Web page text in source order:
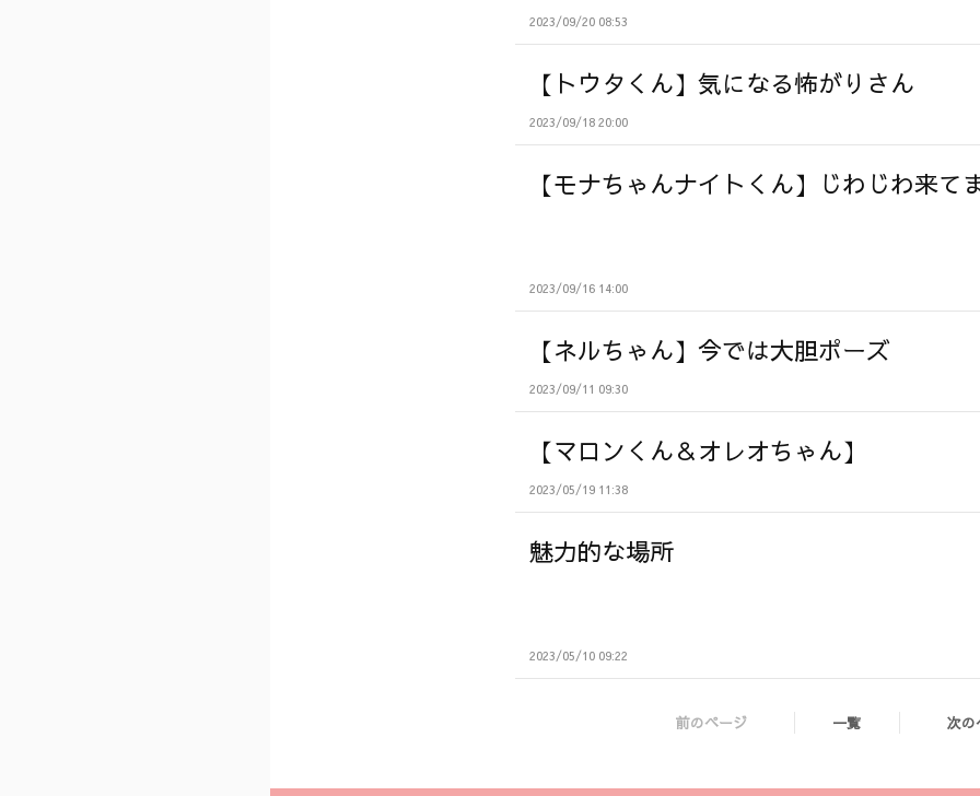
2023/09/20 08:53
【トウタくん】気になる怖がりさん
2023/09/18 20:00
【モナちゃんナイトくん】じわじわ来て
2023/09/16 14:00
【ネルちゃん】今では大胆ポーズ
2023/09/11 09:30
【マロンくん＆オレオちゃん】
2023/05/19 11:38
魅力的な場所
2023/05/10 09:22
前のページ 一覧 次の